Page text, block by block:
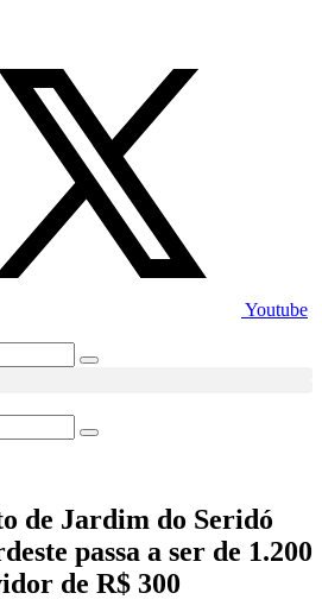
Youtube
de Jardim do Seridó
passa a ser de 1.200
de R$ 300